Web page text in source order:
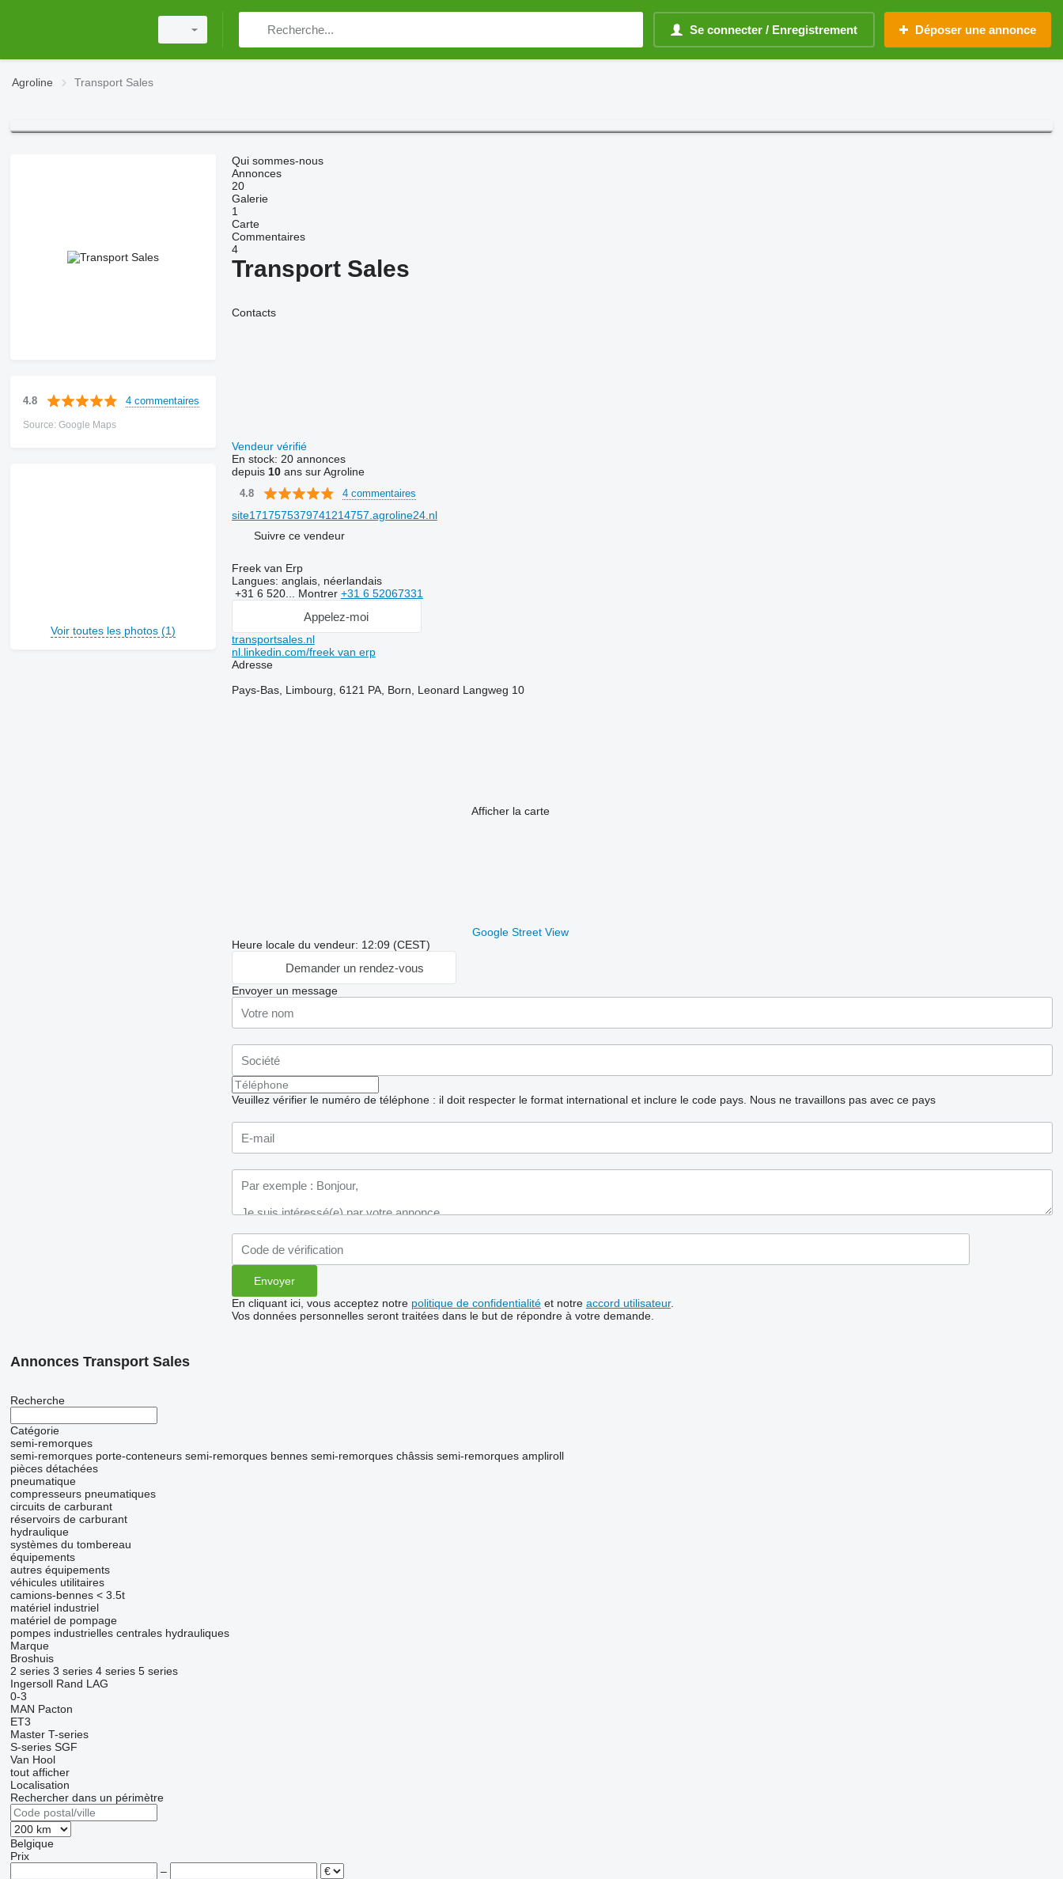
Se connecter / Enregistrement Déposer une annonce
Agroline Transport Sales
4.8 4 commentaires
Source: Google Maps
Voir toutes les photos (1)
Qui sommes-nous
Annonces
20
Galerie
1
Carte
Commentaires
4
Transport Sales
Contacts
Vendeur vérifié
En stock: 20 annonces
depuis 10ans sur Agroline
4.8 4 commentaires
site1717575379741214757.agroline24.nl
Suivre ce vendeur
Freek van Erp
Langues: anglais, néerlandais
+31 6 520... Montrer +31 6 52067331
Appelez-moi
transportsales.nl
nl.linkedin.com/freek van erp
Adresse
Pays-Bas, Limbourg, 6121 PA, Born, Leonard Langweg 10
Afficher la carte
Google Street View
Heure locale du vendeur: 12:09 (CEST)
Demander un rendez-vous
Envoyer un message
Veuillez vérifier le numéro de téléphone : il doit respecter le format international et inclure le code pays. Nous ne travaillons pas avec ce pays
En cliquant ici, vous acceptez notre politique de confidentialitéet notre accord utilisateur.
Vos données personnelles seront traitées dans le but de répondre à votre demande.
Annonces Transport Sales
Recherche
Catégorie
semi-remorques
semi-remorques porte-conteneurs semi-remorques bennes semi-remorques châssis semi-remorques ampliroll
pièces détachées
pneumatique
compresseurs pneumatiques
circuits de carburant
réservoirs de carburant
hydraulique
systèmes du tombereau
équipements
autres équipements
véhicules utilitaires
camions-bennes < 3.5t
matériel industriel
matériel de pompage
pompes industrielles centrales hydrauliques
Marque
Broshuis
2 series 3 series 4 series 5 series
Ingersoll Rand LAG
0-3
MAN Pacton
ET3
Master T-series
S-series SGF
Van Hool
tout afficher
Localisation
Rechercher dans un périmètre
Belgique
Prix
–